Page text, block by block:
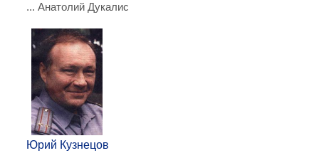
... Анатолий Дукалис
Юрий Кузнецов